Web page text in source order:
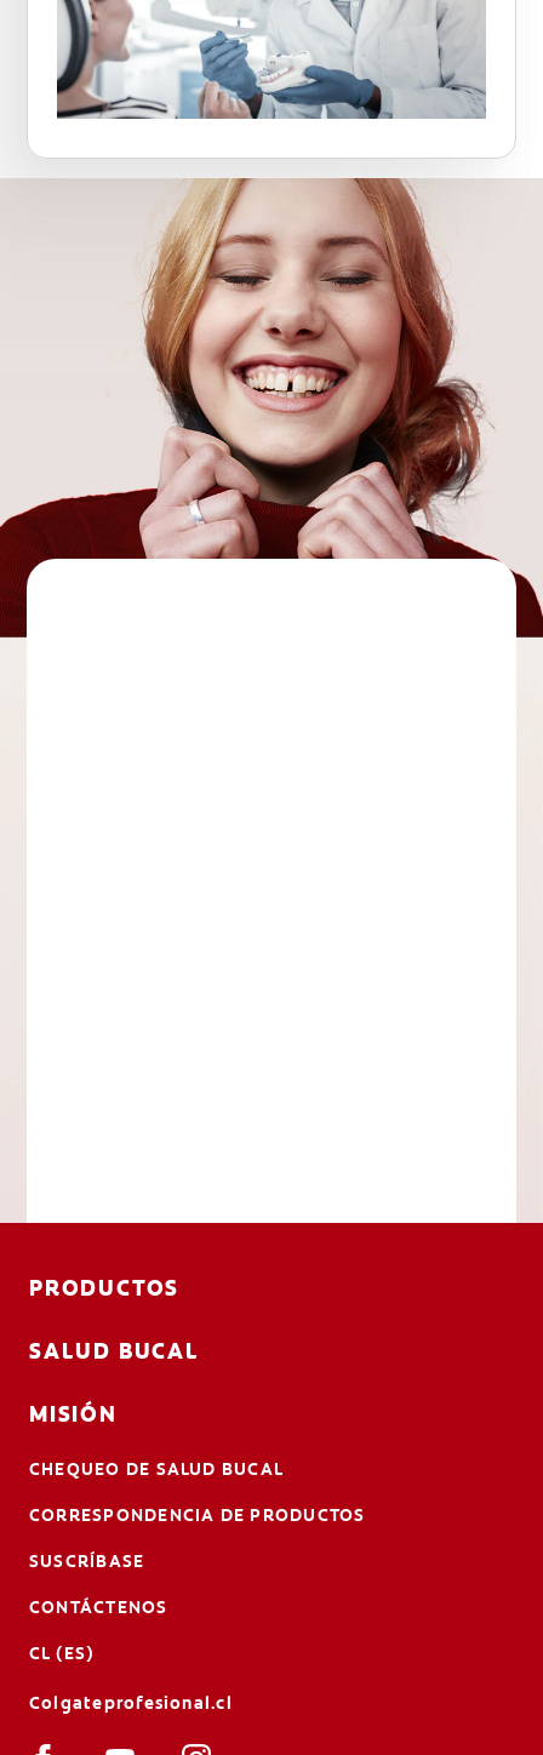
PRODUCTOS
SALUD BUCAL
MISIÓN
CHEQUEO DE SALUD BUCAL
CORRESPONDENCIA DE PRODUCTOS
SUSCRÍBASE
CONTÁCTENOS
CL (ES)
Colgateprofesional.cl